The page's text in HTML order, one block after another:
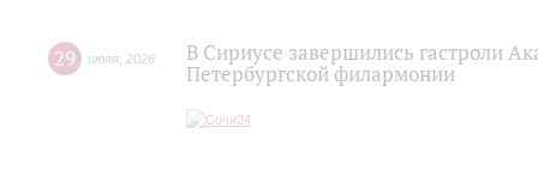
29 июля 2026
В Сириусе завершились гастроли
Петербургской филармонии